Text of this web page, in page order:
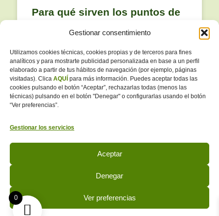
Gestionar consentimiento
Utilizamos cookies técnicas, cookies propias y de terceros para fines
analíticos y para mostrarte publicidad personalizada en base a un perfil
elaborado a partir de tus hábitos de navegación (por ejemplo, páginas
visitadas). Clica AQUÍ para más información. Puedes aceptar todas las
cookies pulsando el botón “Aceptar”, rechazarlas todas (menos las
técnicas) pulsando en el botón "Denegar" o configurarlas usando el botón
“Ver preferencias”.
Gestionar los servicios
Aceptar
Denegar
Ver preferencias
Para qué sirven los puntos de
las reseñas de Google
Si sueles dejar valoraciones cuando vas a un
restaurante o contratas a un profesional en tu
barrio, habrás visto que Google te va sumando
una serie de puntos y te
LEER MÁS »
junio 26, 2026
Aviso Legal
Políticas de Privacidad
0